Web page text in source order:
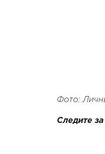
Фото:
Следите